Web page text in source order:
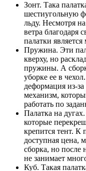
Зонт. Така
шестиугольную
льду. Несмотря
ветра благодаря
палатки
Пружина. Эти
кверху, но
пружины. А
уборке ее в
деформация из-
механизм,
работать по
Палатка на
которые
крепится тент. К
доступная цена,
сборка, но после
не занимает
Куб. Такая